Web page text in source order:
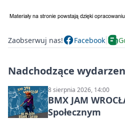
Zaobserwuj nas! Facebook
Nadchodzące
8 sierpnia 2026, 14:00
BMX JAM
Społecznym